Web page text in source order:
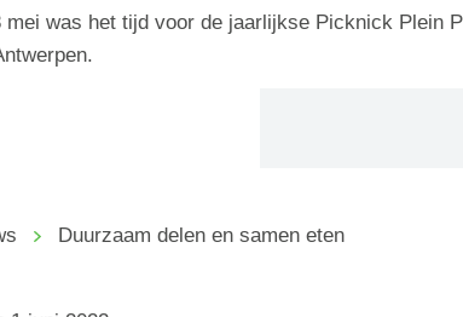
mei was het tijd voor de jaarlijkse Picknick Plein
Duurzaam delen en samen eten